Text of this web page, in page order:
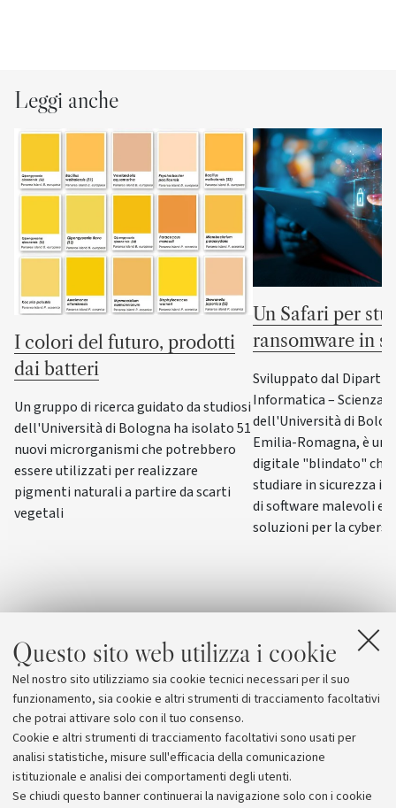
Questo sito web utilizza i cookie
Nel nostro sito utilizziamo sia cookie tecnici necessari per il suo
funzionamento, sia cookie e altri strumenti di tracciamento facoltativi
che potrai attivare solo con il tuo consenso.
Cookie e altri strumenti di tracciamento facoltativi sono usati per
analisi statistiche, misure sull'efficacia della comunicazione
istituzionale e analisi dei comportamenti degli utenti.
Se chiudi questo banner continuerai la navigazione solo con i cookie
Leggi anche
I colori del futuro, prodotti
dai batteri
Un gruppo di ricerca guidato da studiosi
dell'Università di Bologna ha isolato 51
nuovi microrganismi che potrebbero
essere utilizzati per realizzare
pigmenti naturali a partire da scarti
vegetali
Un Safari per
ransomware in
Sviluppato dal
Informatica – Scienza
dell'Università di
Emilia-Romagna, è un
digitale "blindato" che
studiare in sicurezza il
di software malevoli e
soluzioni per la